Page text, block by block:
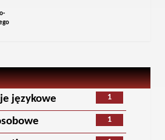
1
językowe
1